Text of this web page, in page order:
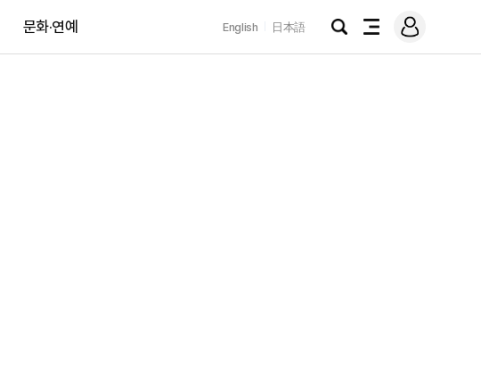
문화·연예 English 日本語
검
전
메
그